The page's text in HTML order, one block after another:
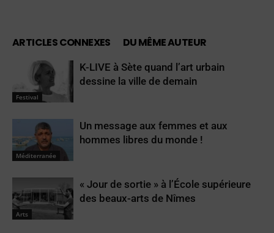
ARTICLES CONNEXES DU MÊME AUTEUR
Festival
K-LIVE à Sète quand l’art urbain
dessine la ville de demain
Méditerranée
Un message aux femmes et aux
hommes libres du monde !
Arts
« Jour de sortie » à l’École supérieure
des beaux-arts de Nîmes